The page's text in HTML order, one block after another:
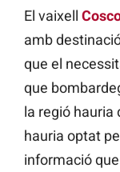
El vaixell
amb
que el
que
la regió hauria
hauria optat
informació